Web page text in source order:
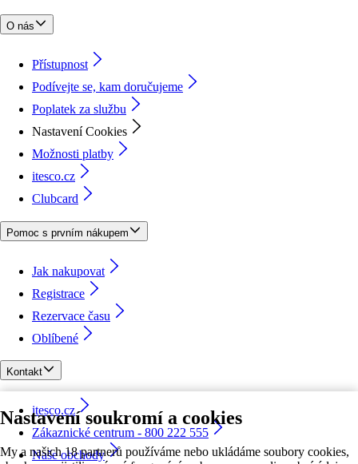
Nastavení soukromí a cookies
My a našich 18 partnerů používáme nebo ukládáme soubory cookies,
O nás
Přístupnost
Podívejte se, kam doručujeme
Poplatek za službu
Nastavení Cookies
Možnosti platby
itesco.cz
Clubcard
Pomoc s prvním nákupem
Jak nakupovat
Registrace
Rezervace času
Oblíbené
Kontakt
itesco.cz
Zákaznické centrum - 800 222 555
Naše obchody